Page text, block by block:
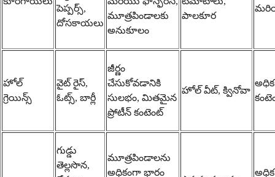
పెప్పర్స్,
దోసకాయలు
మూత్రపిండాలకు
అనుకూలం
పాలకూర
హోల్
గ్రెయిన్స్
వైట్ రైస్,
ఓట్స్, బార్లీ
జీర్ణం
చేసుకోవడానికి
సులభం, మితమైన
ప్రోటీన్ కంటెంట్
హోల్ వీట్, క్వినోవా
గుడ్డు
తెల్లసొన,
మూత్రపిండాలను
అధికంగా భారం
అధిక